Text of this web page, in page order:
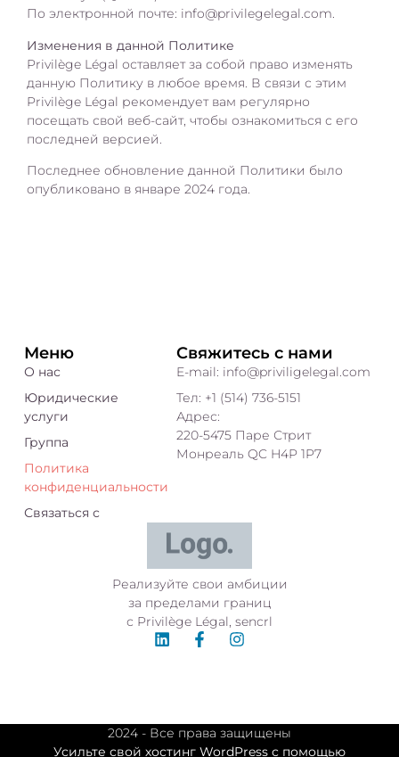
По электронной почте: info@privilegelegal.com.
Изменения в данной Политике
Privilège Légal оставляет за собой право изменять
данную Политику в любое время. В связи с этим
Privilège Légal рекомендует вам регулярно
посещать свой веб-сайт, чтобы ознакомиться с его
последней версией.
Последнее обновление данной Политики было
опубликовано в январе 2024 года.
Реализуйте свои амбиции
за пределами границ
с Privilège Légal, sencrl
Меню
О нас
Юридические
услуги
Группа
Политика
конфиденциальности
Связаться с
Свяжитесь с нами
E-mail: info@priviligelegal.com
Тел: +1 (514) 736-5151
Адрес:
220-5475 Паре Стрит
Монреаль QC H4P 1P7
2024 - Все права защищены
Усильте свой хостинг WordPress с помощью